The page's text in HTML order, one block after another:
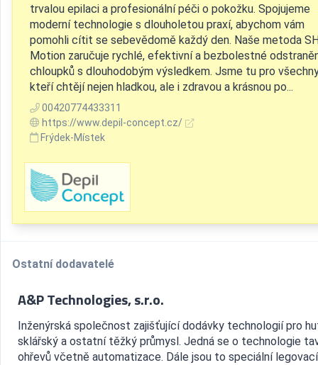
trvalou epilaci a profesionální péči o pokožku. Spojujeme
moderní technologie s dlouholetou praxí, abychom vám
pomohli cítit se sebevědomě každý den. Naše metoda
Motion zaručuje rychlé, efektivní a bezbolestné
chloupků s dlouhodobým výsledkem. Jsme tu pro
kteří chtějí nejen hladkou, ale i zdravou a krásnou po...
00420774433311
https://www.depil-concept.cz/
Frýdek-Místek
Ostatní dodavatelé
A&P Technologies, s.r.o.
Inženýrská společnost zajišťující dodávky technologií pro
sklářský a ostatní těžký průmysl. Jedná se o technologie
ohřevů včetně automatizace. Dále jsou to speciální